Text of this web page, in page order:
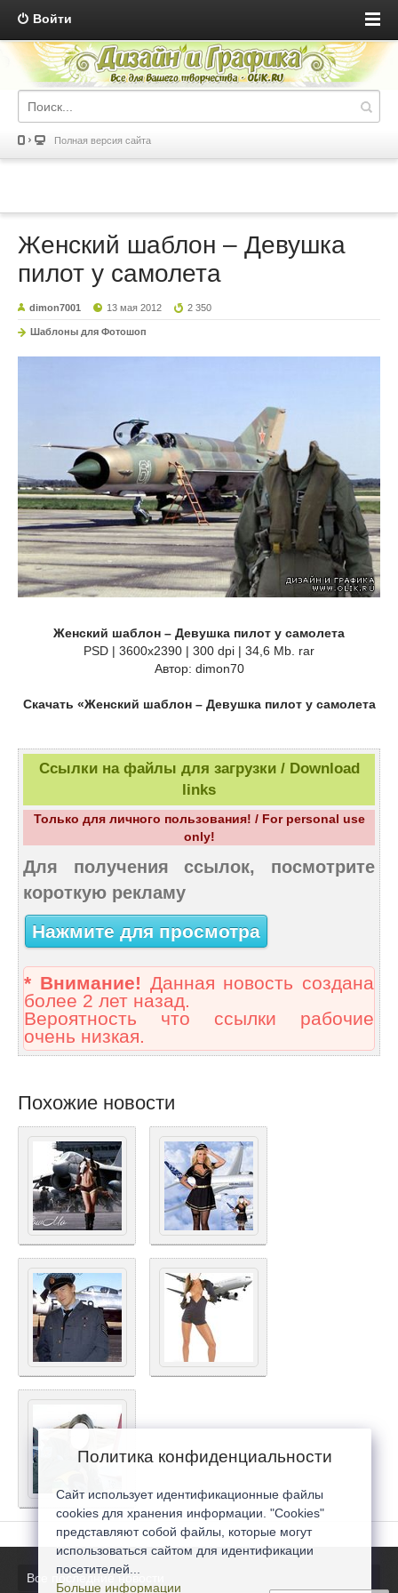
Войти
Полная версия сайта
Женский шаблон – Девушка
пилот у самолета
dimon7001 13 мая 2012 2 350
Шаблоны для Фотошоп
Женский шаблон – Девушка пилот у самолета
PSD | 3600х2390 | 300 dpi | 34,6 Мb. rar
Автор: dimon70
Скачать «Женский шаблон – Девушка пилот у самолета
Ссылки на файлы для загрузки / Download
links
Только для личного пользования! / For personal use
only!
Для получения ссылок, посмотрите
короткую рекламу
Нажмите для просмотра
* Внимание! Данная новость создана
более 2 лет назад.
Вероятность что ссылки рабочие
очень низкая.
Похожие новости
Все последние новости
Политика конфиденциальности
Сайт использует идентификационные файлы
cookies для хранения информации. "Cookies"
представляют собой файлы, которые могут
использоваться сайтом для идентификации
посетителей...
Больше информации